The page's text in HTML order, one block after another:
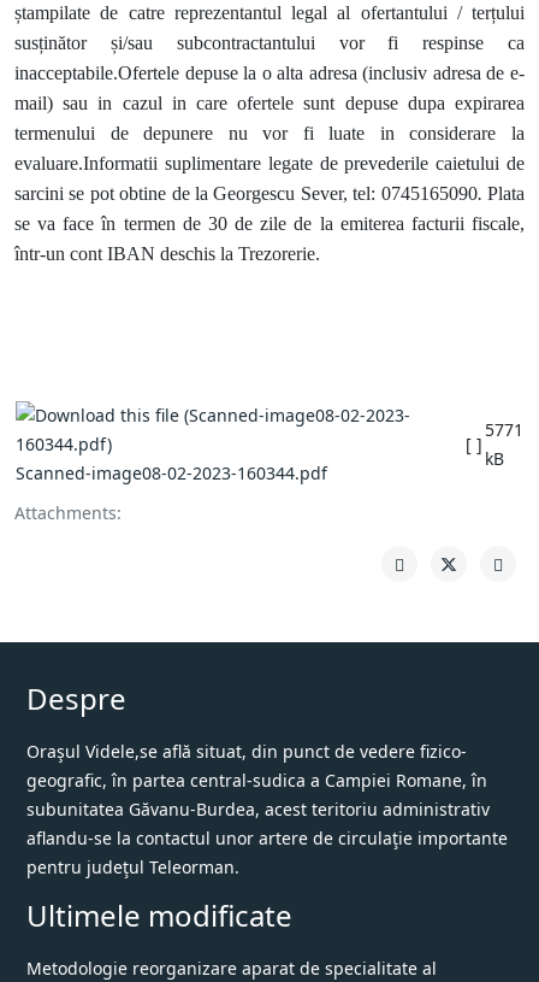
ștampilate de catre reprezentantul legal al ofertantului / terțului
susținător și/sau subcontractantului vor fi respinse ca
inacceptabile.Ofertele depuse la o alta adresa (inclusiv adresa de e-
mail) sau in cazul in care ofertele sunt depuse dupa expirarea
termenului de depunere nu vor fi luate in considerare la
evaluare.Informatii suplimentare legate de prevederile caietului de
sarcini se pot obtine de la Georgescu Sever, tel: 0745165090.Plata
se va face în termen de 30 de zile de la emiterea facturii fiscale,
într-un cont IBAN deschis la Trezorerie.
Attachments:
Scanned-image08-02-2023-160344.pdf
[ ]
5771
kB
Despre
Oraşul Videle,se află situat, din punct de vedere fizico-
geografic, în partea central-sudica a Campiei Romane, în
subunitatea Găvanu-Burdea, acest teritoriu administrativ
aflandu-se la contactul unor artere de circulaţie importante
pentru judeţul Teleorman.
Ultimele modificate
Metodologie reorganizare aparat de specialitate al